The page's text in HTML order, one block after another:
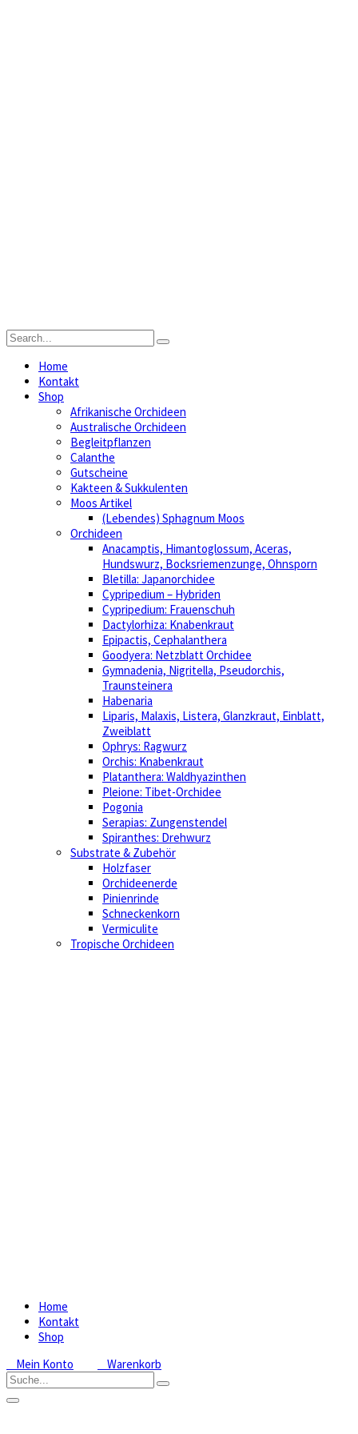
Home
Kontakt
Shop
Afrikanische Orchideen
Australische Orchideen
Begleitpflanzen
Calanthe
Gutscheine
Kakteen & Sukkulenten
Moos Artikel
(Lebendes) Sphagnum Moos
Orchideen
Anacamptis, Himantoglossum, Aceras,
Hundswurz, Bocksriemenzunge, Ohnsporn
Bletilla: Japanorchidee
Cypripedium – Hybriden
Cypripedium: Frauenschuh
Dactylorhiza: Knabenkraut
Epipactis, Cephalanthera
Goodyera: Netzblatt Orchidee
Gymnadenia, Nigritella, Pseudorchis,
Traunsteinera
Habenaria
Liparis, Malaxis, Listera, Glanzkraut, Einblatt,
Zweiblatt
Ophrys: Ragwurz
Orchis: Knabenkraut
Platanthera: Waldhyazinthen
Pleione: Tibet-Orchidee
Pogonia
Serapias: Zungenstendel
Spiranthes: Drehwurz
Substrate & Zubehör
Holzfaser
Orchideenerde
Pinienrinde
Schneckenkorn
Vermiculite
Tropische Orchideen
Home
Kontakt
Shop
Mein Konto
Warenkorb